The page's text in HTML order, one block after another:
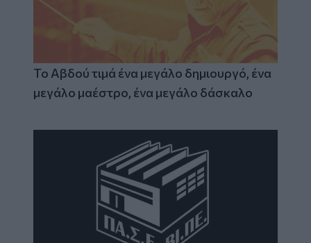
Το Αβδού τιμά ένα μεγάλο δημιουργό, ένα
μεγάλο μαέστρο, ένα μεγάλο δάσκαλο